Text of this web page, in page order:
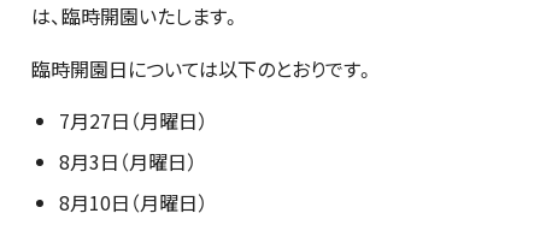
は、臨時開園いたします。
臨時開園日については以下のとおりです。
7月27日（月曜日）
8月3日（月曜日）
8月10日（月曜日）